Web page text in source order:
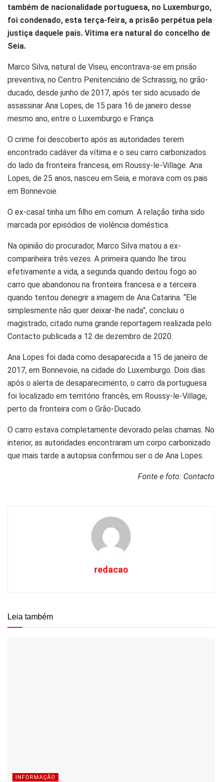
também de nacionalidade portuguesa, no Luxemburgo,
foi condenado, esta terça-feira, a prisão perpétua pela
justiça daquele país. Vítima era natural do concelho de
Seia.
Marco Silva, natural de Viseu, encontrava-se em prisão
preventiva, no Centro Penitenciário de Schrassig, no grão-
ducado, desde junho de 2017, após ter sido acusado de
assassinar Ana Lopes, de 15 para 16 de janeiro desse
mesmo ano, entre o Luxemburgo e França.
O crime foi descoberto após as autoridades terem
encontrado cadáver da vítima e o seu carro carbonizados
do lado da fronteira francesa, em Roussy-le-Village. Ana
Lopes, de 25 anos, nasceu em Seia, e morava com os pais
em Bonnevoie.
O ex-casal tinha um filho em comum. A relação tinha sido
marcada por episódios de violência doméstica.
Na opinião do procurador, Marco Silva matou a ex-
companheira três vezes. A primeira quando lhe tirou
efetivamente a vida, a segunda quando deitou fogo ao
carro que abandonou na fronteira francesa e a terceira
quando tentou denegrir a imagem de Ana Catarina. “Ele
simplesmente não quer deixar-lhe nada”, concluiu o
magistrado, citado numa grande reportagem realizada pelo
Contacto publicada a 12 de dezembro de 2020.
Ana Lopes foi dada como desaparecida a 15 de janeiro de
2017, em Bonnevoie, na cidade do Luxemburgo. Dois dias
após o alerta de desaparecimento, o carro da portuguesa
foi localizado em território francês, em Roussy-le-Village,
perto da fronteira com o Grão-Ducado.
O carro estava completamente devorado pelas chamas. No
interior, as autoridades encontraram um corpo carbonizado
que mais tarde a autopsia confirmou ser o de Ana Lopes.
Fonte e foto: Contacto
redacao
Leia também
INFORMAÇÃO